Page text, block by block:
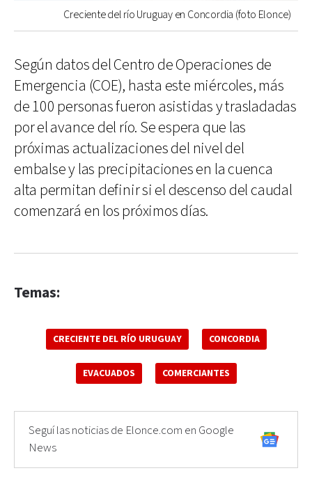
Creciente del río Uruguay en Concordia (foto Elonce)
Según datos del Centro de Operaciones de
Emergencia (COE), hasta este miércoles, más
de 100 personas fueron asistidas y trasladadas
por el avance del río. Se espera que las
próximas actualizaciones del nivel del
embalse y las precipitaciones en la cuenca
alta permitan definir si el descenso del caudal
comenzará en los próximos días.
Temas:
CRECIENTE DEL RÍO URUGUAY CONCORDIA
EVACUADOS COMERCIANTES
Seguí las noticias de Elonce.com en Google
News